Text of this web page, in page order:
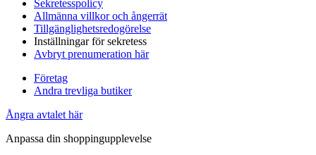
Sekretesspolicy
Allmänna villkor och ångerrät
Tillgänglighetsredogörelse
Inställningar för sekretess
Avbryt prenumeration här
Företag
Andra trevliga butiker
Ångra avtalet här
Anpassa din shoppingupplevelse